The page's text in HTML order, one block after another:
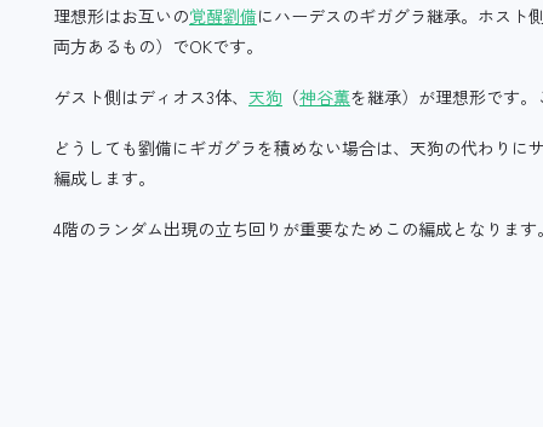
理想形はお互いの覚醒劉備にハーデスのギガグラ継承。ホスト
両方あるもの）でOKです。
ゲスト側はディオス3体、 天狗 （神谷薫を継承）が理想形です
どうしても劉備にギガグラを積めない場合は、天狗の代わり
編成します。
4階のランダム出現の立ち回りが重要なためこの編成となります